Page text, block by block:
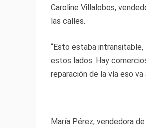
Caroline Villalobos,
las calles.
“Esto estaba
estos lados. Hay
reparación de la vía eso
María Pérez, vendedora